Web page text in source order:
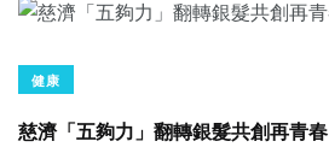
健康
慈濟「五夠力」翻轉銀髮共創再青春